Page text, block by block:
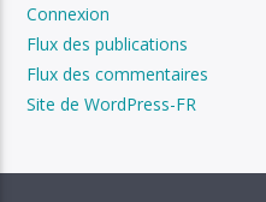
Connexion
Flux des publications
Flux des commentaires
Site de WordPress-FR